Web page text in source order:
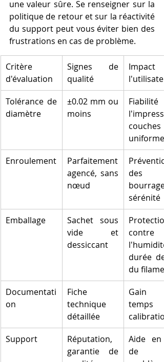
une valeur sûre. Se renseigner sur la
politique de retour et sur la réactivité
du support peut vous éviter bien des
frustrations en cas de problème.
Critère
d'évaluation
Signes de
qualité
Impact
Tolérance de
diamètre
±0.02 mm ou
moins
Fiabilité
couches
uniformes
Enroulement
Parfaitement
agencé, sans
nœud
des
sérénité
Emballage
Sachet sous
vide et
dessiccant
Protection
contre
l'humidité,
durée de
du
Documentati
on
Fiche
technique
détaillée
Gain
temps
calibration
Support
Réputation,
garantie de
Aide en
de